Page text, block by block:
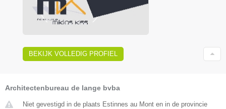
BEKIJK VOLLEDIG PROFIEL
Architectenbureau de lange bvba
Niet gevestigd in de plaats Estinnes au Mont en in de provincie